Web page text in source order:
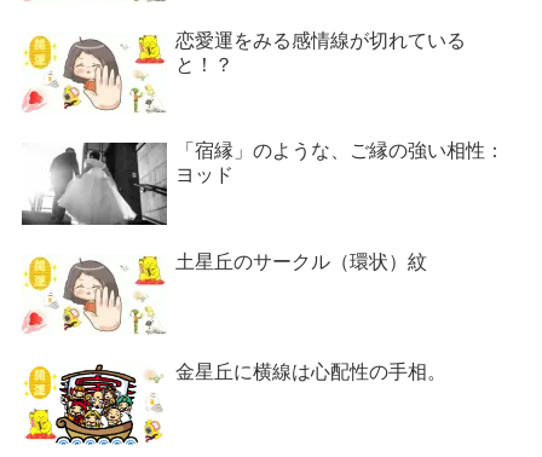
恋愛運をみる感情線が切れている
と！？
「宿縁」のような、ご縁の強い相性：
ヨッド
土星丘のサークル（環状）紋
金星丘に横線は心配性の手相。